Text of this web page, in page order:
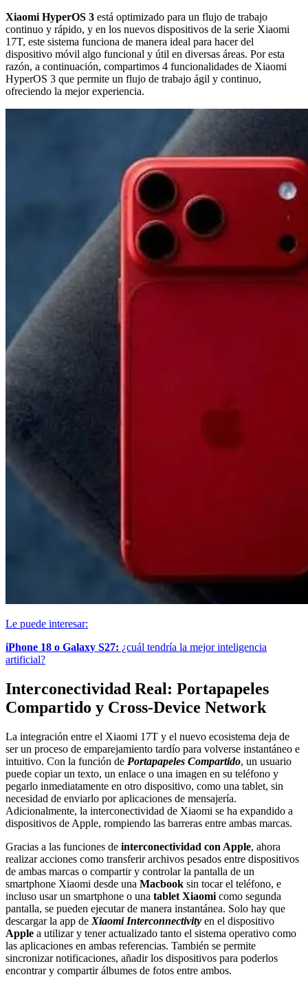
Xiaomi HyperOS 3 está optimizado para un flujo de trabajo
continuo y rápido, y en los nuevos dispositivos de la serie Xiaomi
17T, este sistema funciona de manera ideal para hacer del
dispositivo móvil algo funcional y útil en diversas áreas. Por esta
razón, a continuación, compartimos 4 funcionalidades de Xiaomi
HyperOS 3 que permite un flujo de trabajo ágil y continuo,
ofreciendo la mejor experiencia.
Le puede interesar:
iPhone 18 o Galaxy S27: ¿cuál tendría la mejor inteligencia
artificial?
Interconectividad Real: Portapapeles
Compartido y Cross-Device Network
La integración entre el Xiaomi 17T y el nuevo ecosistema deja de
ser un proceso de emparejamiento tardío para volverse instantáneo e
intuitivo. Con la función de Portapapeles Compartido, un usuario
puede copiar un texto, un enlace o una imagen en su teléfono y
pegarlo inmediatamente en otro dispositivo, como una tablet, sin
necesidad de enviarlo por aplicaciones de mensajería.
Adicionalmente, la interconectividad de Xiaomi se ha expandido a
dispositivos de Apple, rompiendo las barreras entre ambas marcas.
Gracias a las funciones de interconectividad con Apple, ahora
realizar acciones como transferir archivos pesados entre dispositivos
de ambas marcas o compartir y controlar la pantalla de un
smartphone Xiaomi desde una Macbook sin tocar el teléfono, e
incluso usar un smartphone o una tablet Xiaomi como segunda
pantalla, se pueden ejecutar de manera instantánea. Solo hay que
descargar la app de Xiaomi Interconnectivity en el dispositivo
Apple a utilizar y tener actualizado tanto el sistema operativo como
las aplicaciones en ambas referencias. También se permite
sincronizar notificaciones, añadir los dispositivos para poderlos
encontrar y compartir álbumes de fotos entre ambos.